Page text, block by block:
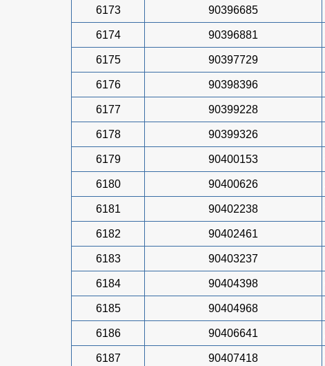
6173 90396685
6174 90396881
6175 90397729
6176 90398396
6177 90399228
6178 90399326
6179 90400153
6180 90400626
6181 90402238
6182 90402461
6183 90403237
6184 90404398
6185 90404968
6186 90406641
6187 90407418